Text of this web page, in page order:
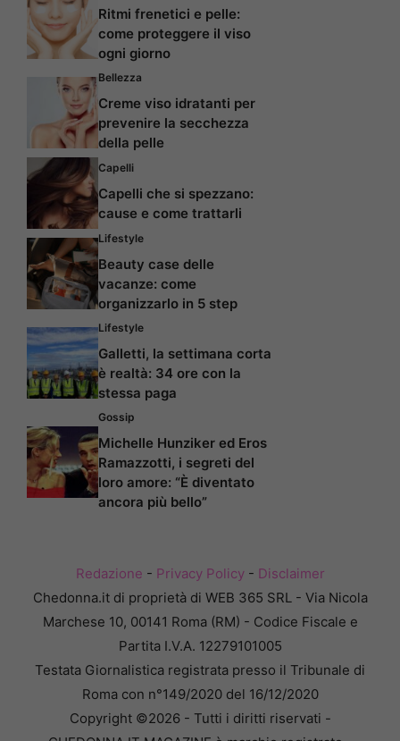
Ritmi frenetici e pelle:
come proteggere il viso
ogni giorno
Bellezza
Creme viso idratanti per
prevenire la secchezza
della pelle
Capelli
Capelli che si spezzano:
cause e come trattarli
Lifestyle
Beauty case delle
vacanze: come
organizzarlo in 5 step
Lifestyle
Galletti, la settimana corta
è realtà: 34 ore con la
stessa paga
Gossip
Michelle Hunziker ed Eros
Ramazzotti, i segreti del
loro amore: “È diventato
ancora più bello”
Redazione - Privacy Policy- Disclaimer
Chedonna.it di proprietà di WEB 365 SRL - Via Nicola
Marchese 10, 00141 Roma (RM) - Codice Fiscale e
Partita I.V.A. 12279101005
Testata Giornalistica registrata presso il Tribunale di
Roma con n°149/2020 del 16/12/2020
Copyright ©2026 - Tutti i diritti riservati -